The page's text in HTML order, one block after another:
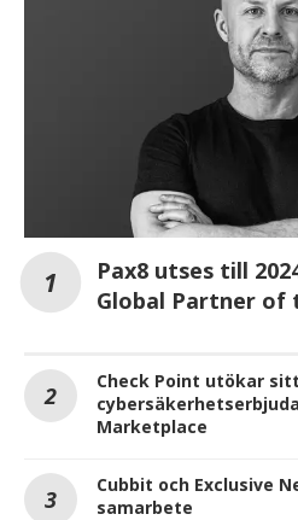
Pax8 utses till
Global Partner of
Check Point utökar sitt
Marketplace
Cubbit och Exclusive
samarbete